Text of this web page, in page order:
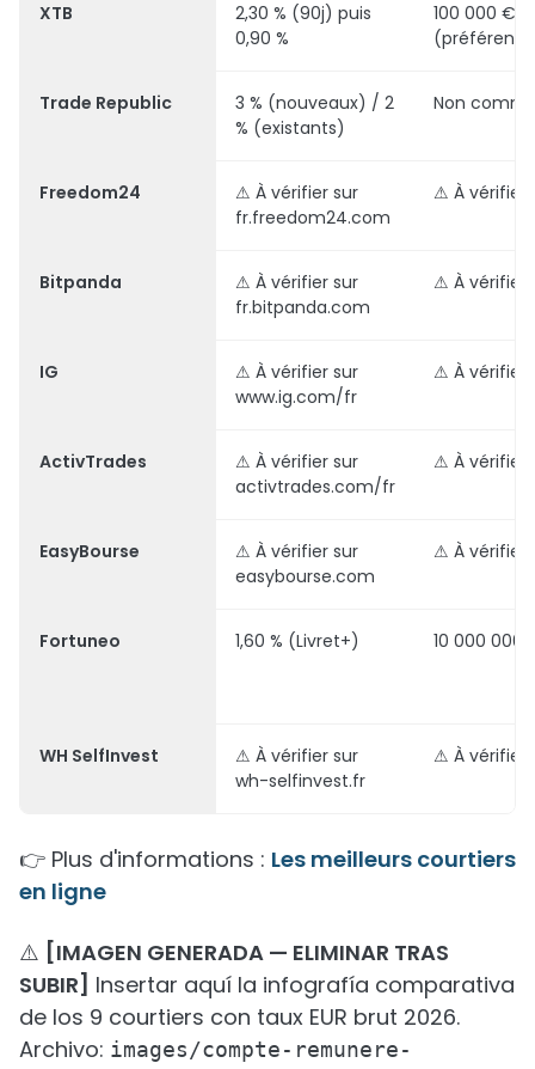
XTB
2,30 % (90j) puis
0,90 %
100 000 €
Trade Republic
3 % (nouveaux) / 2
% (existants)
Non
Freedom24
⚠ À vérifier sur
fr.freedom24.com
⚠ À vérifier
Bitpanda
⚠ À vérifier sur
fr.bitpanda.com
⚠ À vérifier
IG
⚠ À vérifier sur
www.ig.com/fr
⚠ À vérifier
ActivTrades
⚠ À vérifier sur
activtrades.com/fr
⚠ À vérifier
EasyBourse
⚠ À vérifier sur
easybourse.com
⚠ À vérifier
Fortuneo 1,60 % (Livret+) 10 000 000
WH SelfInvest
⚠ À vérifier sur
wh-selfinvest.fr
⚠ À vérifier
👉 Plus d'informations : Les meilleurs courtiers
en ligne
⚠️ [IMAGEN GENERADA — ELIMINAR TRAS
SUBIR] Insertar aquí la infografía comparativa
de los 9 courtiers con taux EUR brut 2026.
Archivo: images/compte-remunere-